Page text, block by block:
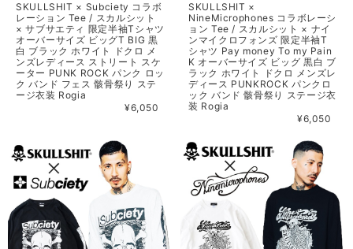
SKULLSHIT × Subciety コラボ
レーション Tee / スカルシット
× サブサエティ 限定半袖Tシャツ
オーバーサイズ ビッグT BIG 黒
白 ブラック ホワイト ドクロ メ
ンズレディース ストリート スケ
ーター PUNK ROCK パンク ロッ
ク バンド フェス 骸骨祭り ステ
ージ衣装 Rogia
¥6,050
SKULLSHIT ×
NineMicrophones コラボレーシ
ョン Tee / スカルシット × ナイ
ンマイクロフォンズ 限定半袖T
シャツ Pay money To my Pain
K オーバーサイズ ビッグ 黒白 ブ
ラック ホワイト ドクロ メンズレ
ディース PUNKROCK パンクロ
ック バンド 骸骨祭り ステージ衣
装 Rogia
¥6,050